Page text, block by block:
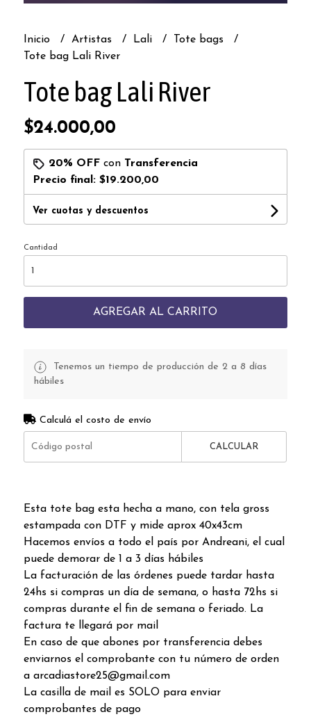
Inicio Artistas Lali
Tote bags
Tote bag Lali River
Tote bag Lali River
$24.000,00
20% OFFcon Transferencia
Precio final: $19.200,00
Ver cuotas y descuentos
Cantidad
AGREGAR AL CARRITO
Tenemos un tiempo de producción de 2 a 8 días
hábiles
Calculá el costo de envío
CALCULAR
Esta tote bag esta hecha a mano, con tela gross
estampada con DTF y mide aprox 40x43cm
Hacemos envíos a todo el país por Andreani, el cual
puede demorar de 1 a 3 días hábiles
La facturación de las órdenes puede tardar hasta
24hs si compras un día de semana, o hasta 72hs si
compras durante el fin de semana o feriado. La
factura te llegará por mail
En caso de que abones por transferencia debes
enviarnos el comprobante con tu número de orden
a arcadiastore25@gmail.com
La casilla de mail es SOLO para enviar
comprobantes de pago